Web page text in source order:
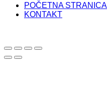
POČETNA STRANICA
KONTAKT